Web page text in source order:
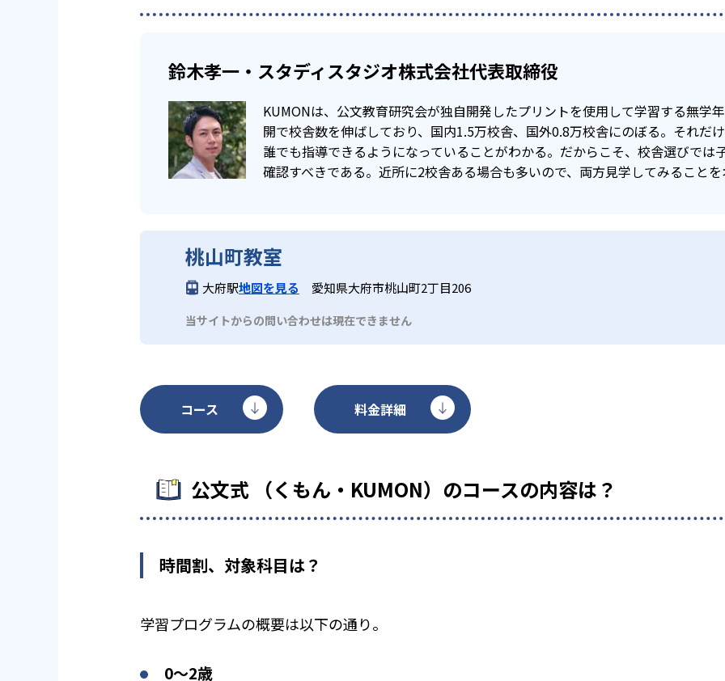
鈴木孝一・スタディスタジオ株式会社代表取締役
KUMONは、公文教育研究会が独自開発したプリントを使用して学習する無学
開で校舎数を伸ばしており、国内1.5万校舎、国外0.8万校舎にのぼる。それだ
誰でも指導できるようになっていることがわかる。だからこそ、校舎選びでは
確認すべきである。近所に2校舎ある場合も多いので、両方見学してみること
桃山町教室
大府駅地図を見る 愛知県大府市桃山町2丁目206
当サイトからの問い合わせは現在できません
コース 料金詳細
公文式 （くもん・KUMON）のコースの内容は？
時間割、対象科目は？
学習プログラムの概要は以下の通り。
0〜2歳